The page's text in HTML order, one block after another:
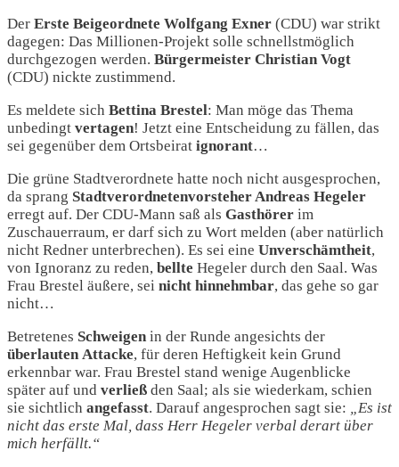
Der Erste Beigeordnete Wolfgang Exner (CDU) war strikt
dagegen: Das Millionen-Projekt solle schnellstmöglich
durchgezogen werden. Bürgermeister Christian Vogt
(CDU) nickte zustimmend.
Es meldete sich Bettina Brestel: Man möge das Thema
unbedingt vertagen! Jetzt eine Entscheidung zu fällen, das
sei gegenüber dem Ortsbeirat ignorant…
Die grüne Stadtverordnete hatte noch nicht ausgesprochen,
da sprang Stadtverordnetenvorsteher Andreas Hegeler
erregt auf. Der CDU-Mann saß als Gasthörer im
Zuschauerraum, er darf sich zu Wort melden (aber natürlich
nicht Redner unterbrechen). Es sei eine Unverschämtheit,
von Ignoranz zu reden, bellte Hegeler durch den Saal. Was
Frau Brestel äußere, sei nicht hinnehmbar, das gehe so gar
nicht…
Betretenes Schweigen in der Runde angesichts der
überlauten Attacke, für deren Heftigkeit kein Grund
erkennbar war. Frau Brestel stand wenige Augenblicke
später auf und verließ den Saal; als sie wiederkam, schien
sie sichtlich angefasst. Darauf angesprochen sagt sie: „Es ist
nicht das erste Mal, dass Herr Hegeler verbal derart über
mich herfällt.“